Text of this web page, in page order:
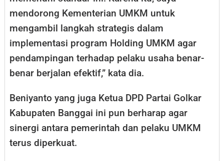
mendorong Kementerian UMKM untuk
mengambil langkah strategis dalam
implementasi program Holding UMKM agar
pendampingan terhadap pelaku usaha benar-
benar berjalan efektif,” kata dia.
Beniyanto yang juga Ketua DPD Partai Golkar
Kabupaten Banggai ini pun berharap agar
sinergi antara pemerintah dan pelaku UMKM
terus diperkuat.